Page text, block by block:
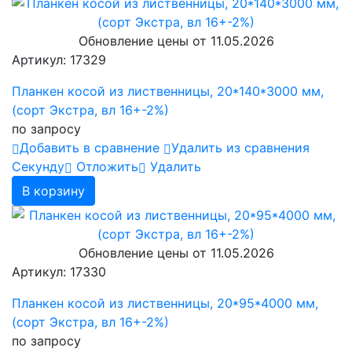
Обновление цены от 11.05.2026
Артикул: 17329
Планкен косой из лиственницы, 20*140*3000 мм,
(сорт Экстра, вл 16+-2%)
по запросу
Добавить в сравнение
Удалить из сравнения
Cекунду
Отложить
Удалить
В корзину
Обновление цены от 11.05.2026
Артикул: 17330
Планкен косой из лиственницы, 20*95*4000 мм,
(сорт Экстра, вл 16+-2%)
по запросу